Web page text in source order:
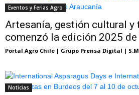
Eventos y Ferias Agro
Artesanía, gestión cultural y
comenzó la edición 2025 de
Portal Agro Chile | Grupo Prensa Digital | S.M
Noticias